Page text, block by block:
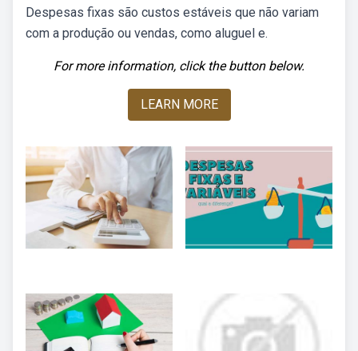
Despesas fixas são custos estáveis que não variam
com a produção ou vendas, como aluguel e.
For more information, click the button below.
LEARN MORE